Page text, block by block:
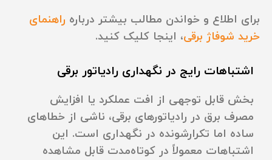
برای اطلاع و خواندن مطالب بیشتر درباره راهنمای
خرید شوفاژ برقی، اینجا کلیک کنید.
اشتباهات رایج در نگهداری رادیاتور برقی
بخش قابل توجهی از افت عملکرد یا افزایش
مصرف برق در رادیاتورهای برقی، ناشی از خطاهای
ساده اما تکرارشونده در نگهداری است. این
اشتباهات معمولاً در کوتاه‌مدت قابل مشاهده